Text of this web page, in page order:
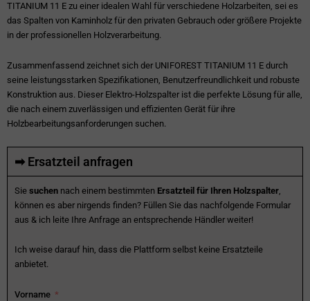
TITANIUM 11 E zu einer idealen Wahl für verschiedene Holzarbeiten, sei es
das Spalten von Kaminholz für den privaten Gebrauch oder größere Projekte
in der professionellen Holzverarbeitung.
Zusammenfassend zeichnet sich der UNIFOREST TITANIUM 11 E durch
seine leistungsstarken Spezifikationen, Benutzerfreundlichkeit und robuste
Konstruktion aus. Dieser Elektro-Holzspalter ist die perfekte Lösung für alle,
die nach einem zuverlässigen und effizienten Gerät für ihre
Holzbearbeitungsanforderungen suchen.
➡ Ersatzteil anfragen
Sie suchen nach einem bestimmten Ersatzteil für Ihren Holzspalter
können es aber nirgends finden? Füllen Sie das nachfolgende Formular
aus & ich leite Ihre Anfrage an entsprechende Händler weiter!
Ich weise darauf hin, dass die Plattform selbst keine Ersatzteile
anbietet.
Vorname